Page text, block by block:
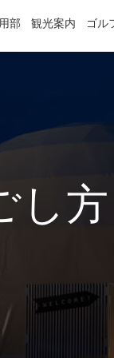
部 観光案内 ゴル
し方